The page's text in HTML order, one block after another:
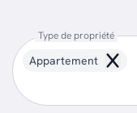
Type de propriété
Appartement